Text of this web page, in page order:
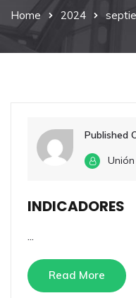
Home 2024
Published
INDICADORES
...
Read More